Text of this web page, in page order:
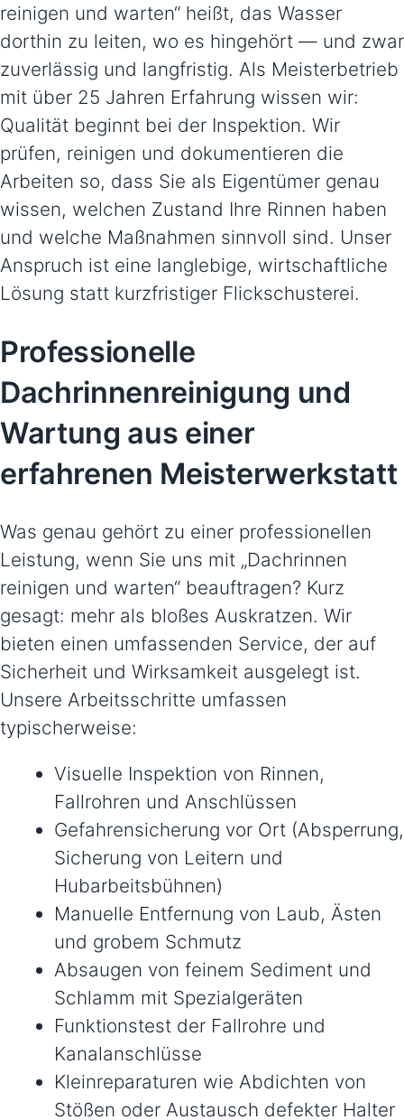
reinigen und warten“ heißt, das Wasser
dorthin zu leiten, wo es hingehört — und zwar
zuverlässig und langfristig. Als Meisterbetrieb
mit über 25 Jahren Erfahrung wissen wir:
Qualität beginnt bei der Inspektion. Wir
prüfen, reinigen und dokumentieren die
Arbeiten so, dass Sie als Eigentümer genau
wissen, welchen Zustand Ihre Rinnen haben
und welche Maßnahmen sinnvoll sind. Unser
Anspruch ist eine langlebige, wirtschaftliche
Lösung statt kurzfristiger Flickschusterei.
Professionelle
Dachrinnenreinigung und
Wartung aus einer
erfahrenen Meisterwerkstatt
Was genau gehört zu einer professionellen
Leistung, wenn Sie uns mit „Dachrinnen
reinigen und warten“ beauftragen? Kurz
gesagt: mehr als bloßes Auskratzen. Wir
bieten einen umfassenden Service, der auf
Sicherheit und Wirksamkeit ausgelegt ist.
Unsere Arbeitsschritte umfassen
typischerweise:
Visuelle Inspektion von Rinnen,
Fallrohren und Anschlüssen
Gefahrensicherung vor Ort (Absperrung,
Sicherung von Leitern und
Hubarbeitsbühnen)
Manuelle Entfernung von Laub, Ästen
und grobem Schmutz
Absaugen von feinem Sediment und
Schlamm mit Spezialgeräten
Funktionstest der Fallrohre und
Kanalanschlüsse
Kleinreparaturen wie Abdichten von
Stößen oder Austausch defekter Halter